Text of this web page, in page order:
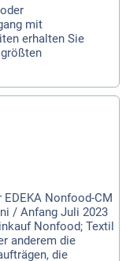
mit
erhalten Sie
Nonfood-CM
/ Anfang Juli 2023
Nonfood; Textil
anderem die
die